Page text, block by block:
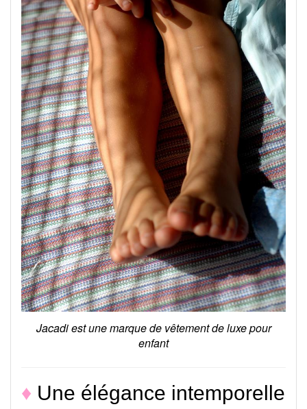
Jacadi est une marque de vêtement de luxe pour
enfant
♦ Une élégance intemporelle